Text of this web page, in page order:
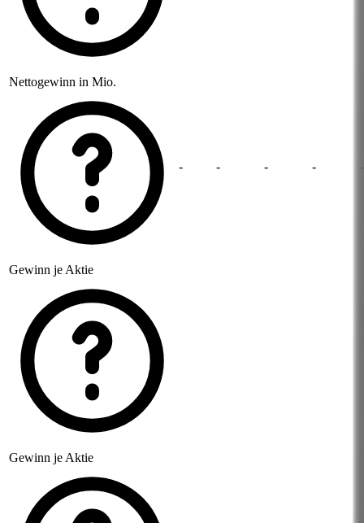
Nettogewinn in Mio.
- - - - -
Gewinn je Aktie
Gewinn je Aktie